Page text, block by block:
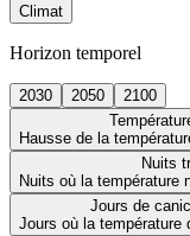
Climat
Horizon temporel
2030 2050
2100
Hausse de la
Nuits
Nuits où la température
Jours de
Jours où la température